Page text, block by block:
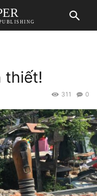
thiết!
0
311